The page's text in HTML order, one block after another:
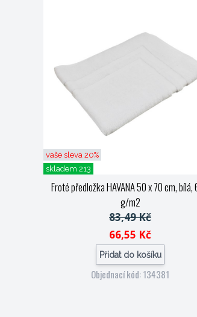
vaše sleva 20%
skladem 213
Froté předložka HAVANA 50 x 70 cm, bílá,
g/m2
83,49 Kč
66,55 Kč
Přidat do košíku
Objednací kód: 134381